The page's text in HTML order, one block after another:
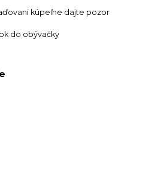
kúpeľne dajte pozor
do obývačky